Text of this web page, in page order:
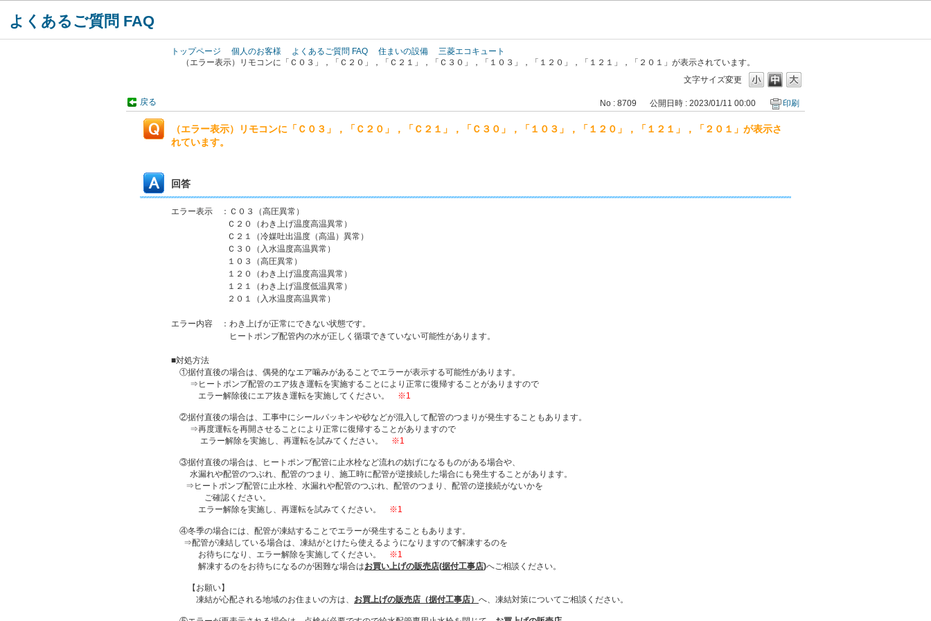
よくあるご質問 FAQ
トップページ 個人のお客様 よくあるご質問 FAQ 住まいの設備
三菱エコキュート
（エラー表示）リモコンに「Ｃ０３」，「Ｃ２０」，「Ｃ２１」，「Ｃ３０」，「１０３」，「１２０」，「１２１」，「２０１」が表示されています。
文字サイズ変更
戻る No : 8709 公開日時 : 2023/01/11 00:00 印刷
（エラー表示）リモコンに「Ｃ０３」，「Ｃ２０」，「Ｃ２１」，「Ｃ３０」，「１０３」，「１２０」，「１２１」，「２０１」が表示さ
れています。
回答
エラー表示 ：Ｃ０３（高圧異常）
Ｃ２０（わき上げ温度高温異常）
Ｃ２１（冷媒吐出温度（高温）異常）
Ｃ３０（入水温度高温異常）
１０３（高圧異常）
１２０（わき上げ温度高温異常）
１２１（わき上げ温度低温異常）
２０１（入水温度高温異常）
エラー内容 ：わき上げが正常にできない状態です。
ヒートポンプ配管内の水が正しく循環できていない可能性があります。
■対処方法
①据付直後の場合は、偶発的なエア噛みがあることでエラーが表示する可能性があります。
⇒ヒートポンプ配管のエア抜き運転を実施することにより正常に復帰することがありますので
エラー解除後にエア抜き運転を実施してください。 ※1
②据付直後の場合は、工事中にシールパッキンや砂などが混入して配管のつまりが発生することもあります。
⇒再度運転を再開させることにより正常に復帰することがありますので
エラー解除を実施し、再運転を試みてください。 ※1
③据付直後の場合は、ヒートポンプ配管に止水栓など流れの妨げになるものがある場合や、
水漏れや配管のつぶれ、配管のつまり、施工時に配管が逆接続した場合にも発生することがあります。
⇒ヒートポンプ配管に止水栓、水漏れや配管のつぶれ、配管のつまり、配管の逆接続がないかを
ご確認ください。
エラー解除を実施し、再運転を試みてください。 ※1
④冬季の場合には、配管が凍結することでエラーが発生することもあります。
⇒配管が凍結している場合は、凍結がとけたら使えるようになりますので解凍するのを
お待ちになり、エラー解除を実施してください。 ※1
解凍するのをお待ちになるのが困難な場合はお買い上げの販売店(据付工事店)へご相談ください。
【お願い】
凍結が心配される地域のお住まいの方は、 お買上げの販売店（据付工事店） へ、凍結対策についてご相談ください。